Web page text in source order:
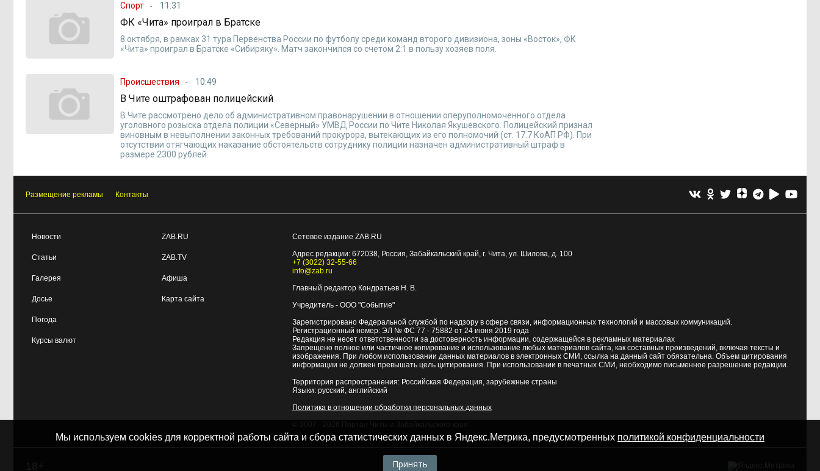
Спорт 11:31
ФК «Чита» проиграл в Братске
8 октября, в рамках 31 тура Первенства России по футболу среди команд второго дивизиона, зоны «Восток», ФК
«Чита» проиграл в Братске «Сибиряку». Матч закончился со счетом 2:1 в пользу хозяев поля.
Происшествия 10:49
В Чите оштрафован полицейский
В Чите рассмотрено дело об административном правонарушении в отношении оперуполномоченного отдела
уголовного розыска отдела полиции «Северный» УМВД России по Чите Николая Якушевского. Полицейский признал
виновным в невыполнении законных требований прокурора, вытекающих из его полномочий (ст. 17.7 КоАП РФ). При
отсутствии отягчающих наказание обстоятельств сотруднику полиции назначен административный штраф в
размере 2300 рублей.
Размещение рекламы Контакты
Новости
Статьи
Галерея
Досье
Погода
Курсы валют
ZAB.RU
ZAB.TV
Афиша
Карта сайта
Сетевое издание ZAB.RU
Адрес редакции: 672038, Россия, Забайкальский край, г. Чита, ул. Шилова, д. 100
+7 (3022) 32-55-66
info@zab.ru
Главный редактор Кондратьев Н. В.
Учредитель - ООО "Событие"
Зарегистрировано Федеральной службой по надзору в сфере связи, информационных технологий и массовых коммуникаций.
Регистрационный номер: ЭЛ № ФС 77 - 75882 от 24 июня 2019 года
Редакция не несет ответственности за достоверность информации, содержащейся в рекламных материалах
Запрещено полное или частичное копирование и использование любых материалов сайта, как составных произведений, включая тексты и
изображения. При любом использовании данных материалов в электронных СМИ, ссылка на данный сайт обязательна. Объем цитирования
информации не должен превышать цель цитирования. При использовании в печатных СМИ, необходимо письменное разрешение редакции.
Территория распространения: Российская Федерация, зарубежные страны
Языки: русский, английский
Политика в отношении обработки персональных данных
Мы используем cookies для корректной работы сайта и сбора статистических данных в Яндекс.Метрика, предусмотренных политикой конфиденциальности
Принять